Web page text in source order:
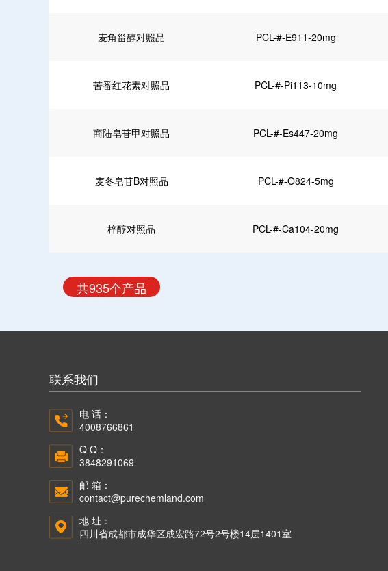
麦角甾醇对照品 PCL-#-E911-20mg
苦番红花素对照品 PCL-#-Pi113-10mg
商陆皂苷甲对照品 PCL-#-Es447-20mg
麦冬皂苷B对照品 PCL-#-O824-5mg
梓醇对照品 PCL-#-Ca104-20mg
共935个产品
联系我们
电 话：
4008766861
Q Q：
3848291069
邮 箱：
contact@purechemland.com
地 址：
四川省成都市成华区成宏路72号2号楼14层1401室